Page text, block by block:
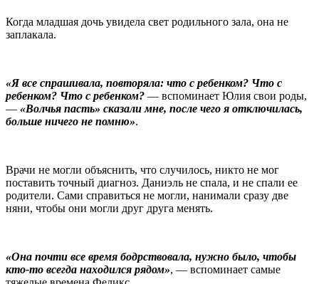
Когда младшая дочь увидела свет родильного зала, она не
заплакала.
«Я все спрашивала, повторяла: что с ребенком? Что с
ребенком? Что с ребенком? — вспоминает Юлия свои роды,
— «Волчья пасть» сказали мне, после чего я отключилась,
больше ничего не помню».
Врачи не могли объяснить, что случилось, никто не мог
поставить точный диагноз. Даниэль не спала, и не спали ее
родители. Сами справиться не могли, нанимали сразу две
няни, чтобы они могли друг друга менять.
«Она почти все время бодрствовала, нужно было, чтобы
кто-то всегда находился рядом», — вспоминает самые